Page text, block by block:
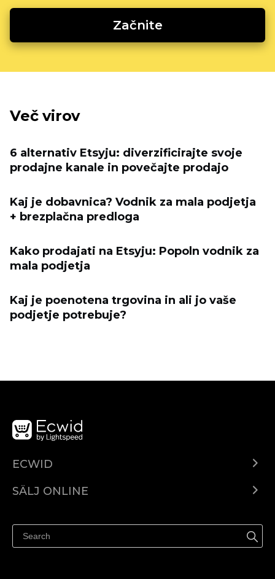
Začnite
Več virov
6 alternativ Etsyju: diverzificirajte svoje
prodajne kanale in povečajte prodajo
Kaj je dobavnica? Vodnik za mala podjetja
+ brezplačna predloga
Kako prodajati na Etsyju: Popoln vodnik za
mala podjetja
Kaj je poenotena trgovina in ali jo vaše
podjetje potrebuje?
ECWID
Pris
SÄLJ ONLINE
Sälj på Facebook
Sälj på Instagram